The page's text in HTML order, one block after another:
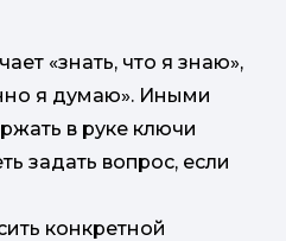
«знать, что я знаю»,
я думаю». Иными
в руке ключи
задать вопрос, если
конкретной